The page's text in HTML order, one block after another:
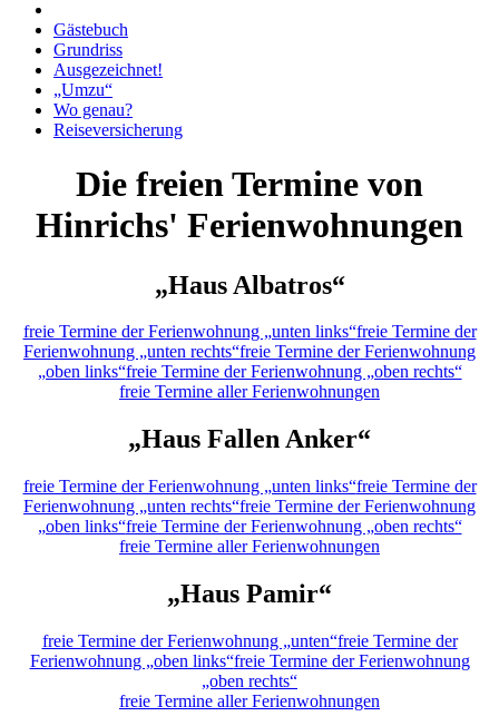
Gästebuch
Grundriss
Ausgezeichnet!
„Umzu“
Wo genau?
Reiseversicherung
Die freien Termine von
Hinrichs' Ferienwohnungen
„Haus Albatros“
freie Termine der Ferienwohnung „unten links“freie Termine der
Ferienwohnung „unten rechts“freie Termine der Ferienwohnung
„oben links“freie Termine der Ferienwohnung „oben rechts“
freie Termine aller Ferienwohnungen
„Haus Fallen Anker“
freie Termine der Ferienwohnung „unten links“freie Termine der
Ferienwohnung „unten rechts“freie Termine der Ferienwohnung
„oben links“freie Termine der Ferienwohnung „oben rechts“
freie Termine aller Ferienwohnungen
„Haus Pamir“
freie Termine der Ferienwohnung „unten“freie Termine der
Ferienwohnung „oben links“freie Termine der Ferienwohnung
„oben rechts“
freie Termine aller Ferienwohnungen